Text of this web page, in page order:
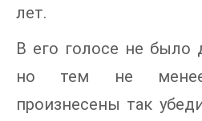
лет.
В его голосе не было
но тем не
произнесены так